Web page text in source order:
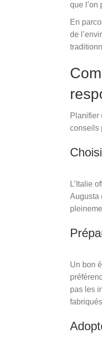
que l’on
En
de
Planifier
conseils
L’Italie
Augusta
Un bon
pas les